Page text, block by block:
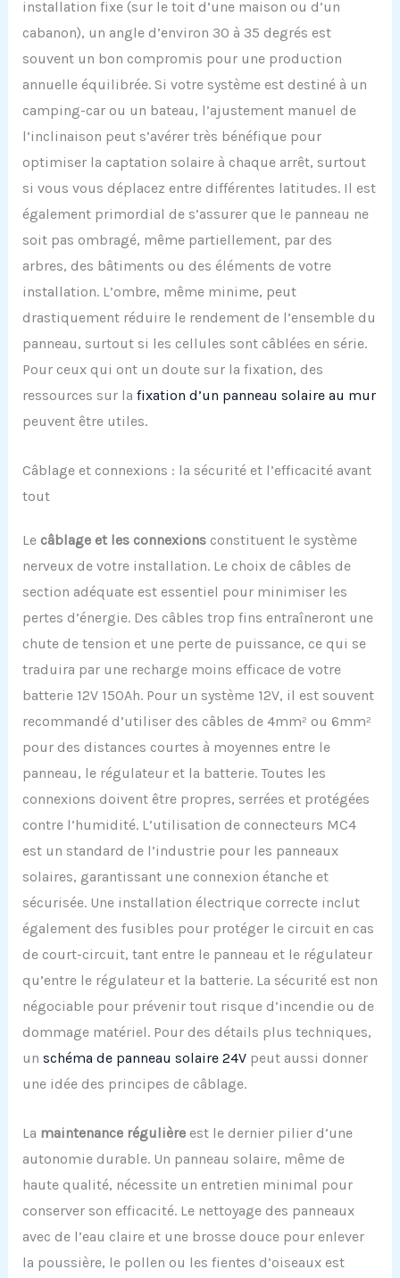
installation fixe (sur le toit d’une maison ou d’un
cabanon), un angle d’environ 30 à 35 degrés est
souvent un bon compromis pour une production
annuelle équilibrée. Si votre système est destiné à un
camping-car ou un bateau, l’ajustement manuel de
l’inclinaison peut s’avérer très bénéfique pour
optimiser la captation solaire à chaque arrêt, surtout
si vous vous déplacez entre différentes latitudes. Il est
également primordial de s’assurer que le panneau ne
soit pas ombragé, même partiellement, par des
arbres, des bâtiments ou des éléments de votre
installation. L’ombre, même minime, peut
drastiquement réduire le rendement de l’ensemble du
panneau, surtout si les cellules sont câblées en série.
Pour ceux qui ont un doute sur la fixation, des
ressources sur la fixation d’un panneau solaire au mur
peuvent être utiles.
Câblage et connexions : la sécurité et l’efficacité avant
tout
Le câblage et les connexionsconstituent le système
nerveux de votre installation. Le choix de câbles de
section adéquate est essentiel pour minimiser les
pertes d’énergie. Des câbles trop fins entraîneront une
chute de tension et une perte de puissance, ce qui se
traduira par une recharge moins efficace de votre
batterie 12V 150Ah. Pour un système 12V, il est souvent
recommandé d’utiliser des câbles de 4mm² ou 6mm²
pour des distances courtes à moyennes entre le
panneau, le régulateur et la batterie. Toutes les
connexions doivent être propres, serrées et protégées
contre l’humidité. L’utilisation de connecteurs MC4
est un standard de l’industrie pour les panneaux
solaires, garantissant une connexion étanche et
sécurisée. Une installation électrique correcte inclut
également des fusibles pour protéger le circuit en cas
de court-circuit, tant entre le panneau et le régulateur
qu’entre le régulateur et la batterie. La sécurité est non
négociable pour prévenir tout risque d’incendie ou de
dommage matériel. Pour des détails plus techniques,
un schéma de panneau solaire 24Vpeut aussi donner
une idée des principes de câblage.
La maintenance régulièreest le dernier pilier d’une
autonomie durable. Un panneau solaire, même de
haute qualité, nécessite un entretien minimal pour
conserver son efficacité. Le nettoyage des panneaux
avec de l’eau claire et une brosse douce pour enlever
la poussière, le pollen ou les fientes d’oiseaux est